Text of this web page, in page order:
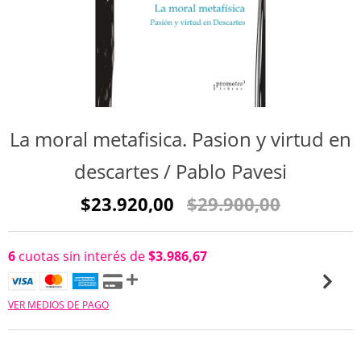
La moral metafisica. Pasion y virtud en
descartes / Pablo Pavesi
$23.920,00 $29.900,00
6 cuotas sin interés de$3.986,67
VER MEDIOS DE PAGO